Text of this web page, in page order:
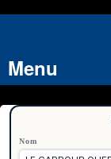
Menu
Nom